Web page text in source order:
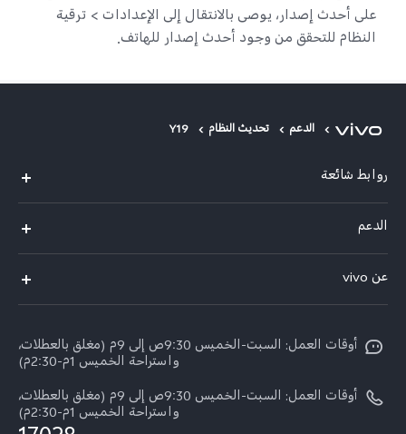
على أحدث إصدار، يوصى بالانتقال إلى الإعدادات > ترقية
النظام للتحقق من وجود أحدث إصدار للهاتف.
الدعم تحديث النظام Y19
روابط شائعة
X300 FE
X300 Ultra
Y11d
V70 FE
الدعم
Funtouch OS
مراكز الصيانة
أسعار قطع الغيار
عن vivo
الأخبار
ARABIC/العربية:
أوقات العمل: السبت-الخميس 9:30ص إلى 9م (مغلق بالعطلات،
واستراحة الخميس 1م-2:30م)
أوقات العمل: السبت-الخميس 9:30ص إلى 9م (مغلق بالعطلات،
واستراحة الخميس 1م-2:30م)